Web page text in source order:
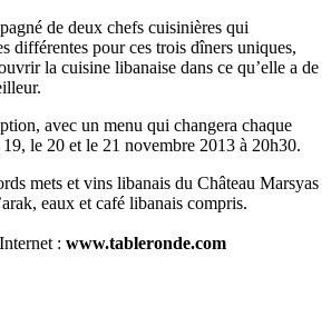
de deux chefs cuisinières qui
différentes pour ces trois dîners uniques,
la cuisine libanaise dans ce qu’elle a de
avec un menu qui changera chaque
le 20 et le 21 novembre 2013 à 20h30.
mets et vins libanais du Château Marsyas
eaux et café libanais compris.
: www.tableronde.com